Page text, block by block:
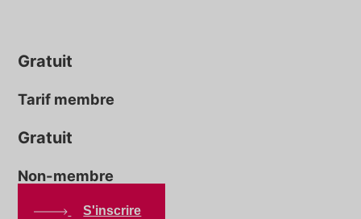
Gratuit
Tarif membre
Gratuit
Non-membre
S'inscrire